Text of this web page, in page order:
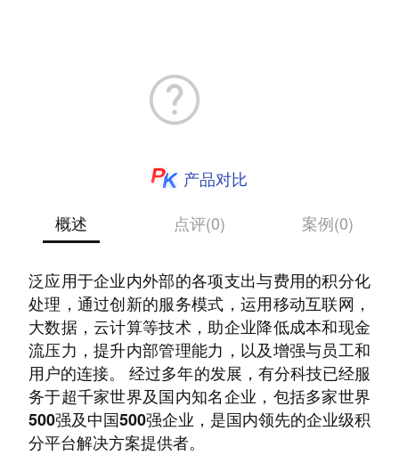
产品对比
概述
点评(0) 案例(0)
泛应用于企业内外部的各项支出与费用的积分化
处理，通过创新的服务模式，运用移动互联网，
大数据，云计算等技术，助企业降低成本和现金
流压力，提升内部管理能力，以及增强与员工和
用户的连接。 经过多年的发展，有分科技已经服
务于超千家世界及国内知名企业，包括多家世界
500强及中国500强企业，是国内领先的企业级积
分平台解决方案提供者。